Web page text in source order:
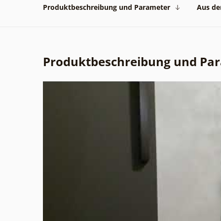
Produktbeschreibung und Parameter Aus
Produktbeschreibung und